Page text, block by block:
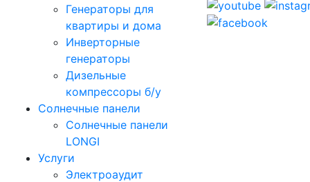
Генераторы для
квартиры и дома
Инверторные
генераторы
Дизельные
компрессоры б/у
Солнечные панели
Солнечные панели
LONGI
Услуги
Электроаудит